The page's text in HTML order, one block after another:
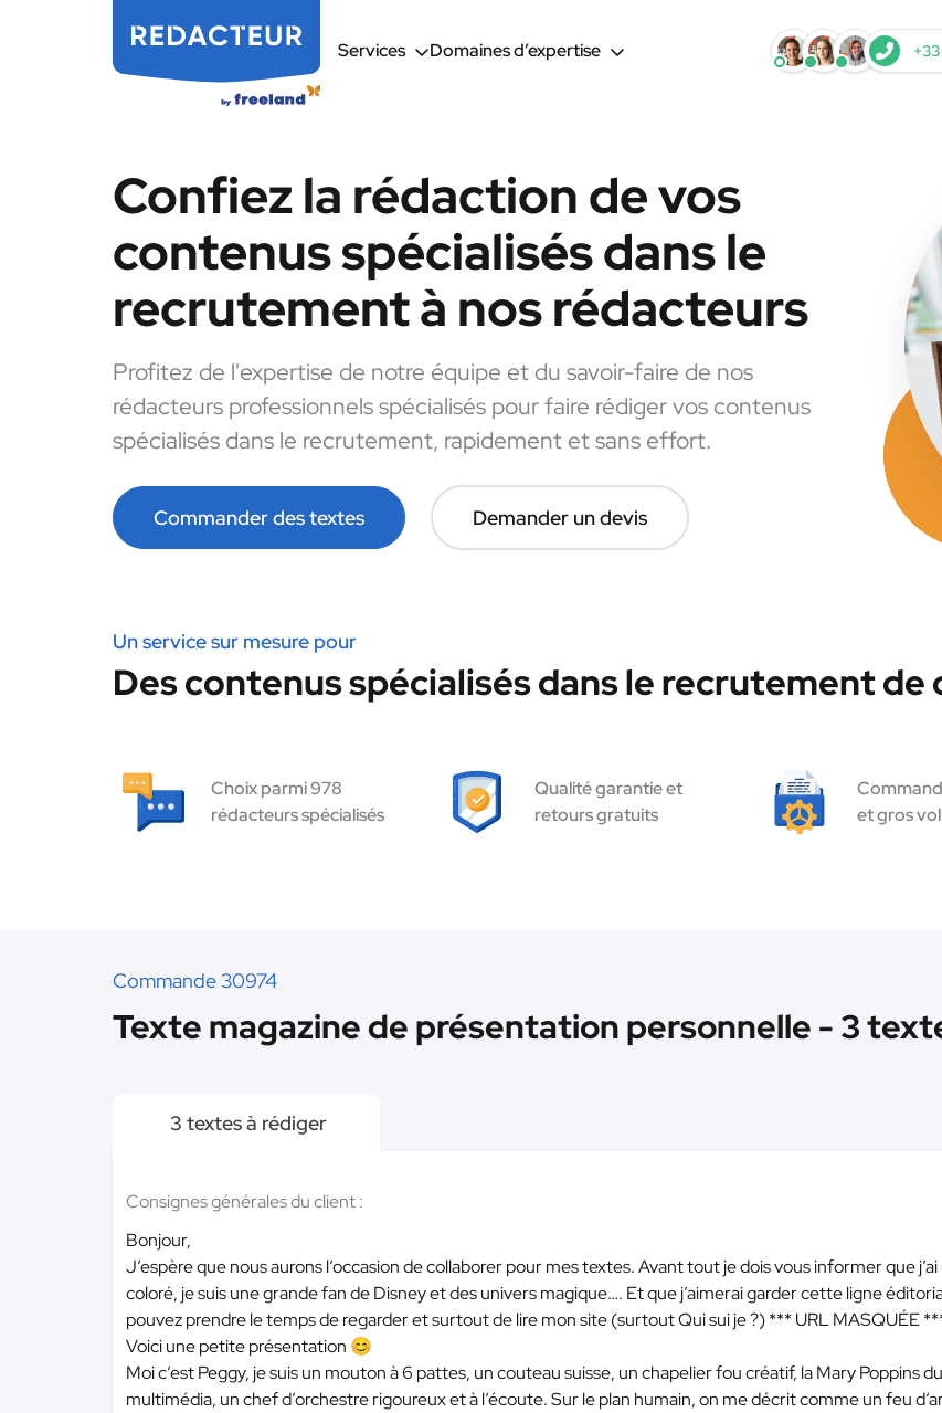
Services Domaines d’expertise
Confiez la rédaction de vos
contenus spécialisés dans le
recrutement à nos rédacteurs
Profitez de l'expertise de notre équipe et du savoir-faire de nos
rédacteurs professionnels spécialisés pour faire rédiger vos contenus
spécialisés dans le recrutement, rapidement et sans effort.
Commander des textes Demander un devis
Un service sur mesure pour
Des contenus spécialisés dans le recrutement de
Choix parmi 978
rédacteurs spécialisés
Qualité garantie et
retours gratuits
et gros
Commande 30974
Texte magazine de présentation personnelle - 3
3 textes à rédiger
Consignes générales du client :
Bonjour,
J’espère que nous aurons l’occasion de collaborer pour mes textes. Avant tout je dois vous informer que
coloré, je suis une grande fan de Disney et des univers magique…. Et que j’aimerai garder cette ligne
pouvez prendre le temps de regarder et surtout de lire mon site (surtout Qui sui je ?)*** URL MASQUÉE
Voici une petite présentation 😊
Moi c’est Peggy, je suis un mouton à 6 pattes, un couteau suisse, un chapelier fou créatif, la Mary Poppins du
multimédia, un chef d’orchestre rigoureux et à l’écoute. Sur le plan humain, on me décrit comme un feu